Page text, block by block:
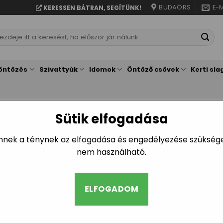
Sütik elfogadása
a ténynek az elfogadása és engedélyezése
nem használható.
ELFOGADOM
KERESSEN BÁTRAN, SEGÍTÜNK! BUDAÖRS E-
Szivattyúk Idomok Öntöző csövek Kerti
TERMÉKEK Mind a(z) 2 találat